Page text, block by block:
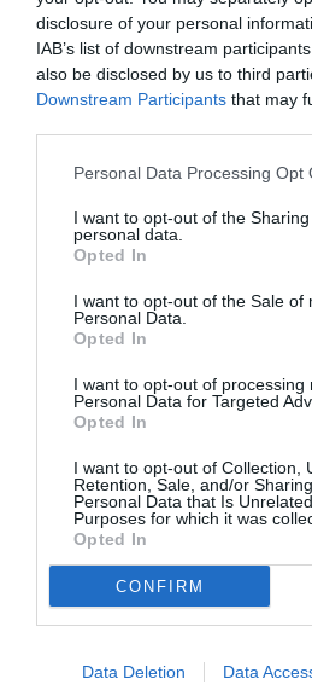
disclosure of your personal
IAB’s list of downstream
also be disclosed by us to third
Downstream Participants that may
Personal Data Processing Opt
I want to opt-out of the
personal data.
Opted In
I want to opt-out of the Sale of
Personal Data.
Opted In
I want to opt-out of processing
Personal Data for Targeted
Opted In
I want to opt-out of Collection,
Retention, Sale, and/or
Personal Data that Is
Purposes for which it was
Opted In
CONFIRM
Data Deletion Data
lamentable !!!
Plus jamais ça!!! ça suffit !!!
le MCAF a demandé l’intervention
Abdelmalek SELLAL.
Tous ensemble pour un large
Omar AIT MOKHTAR
http://www.elwatan.com/actualite/
trafic-de-billets-28-07-2013-
moha commenté :
fout de notre poire.
On connait tous le coup classique
pour couvrir son forfait. Ici le voleur
voleur. Ah Ah Ah, il ose tout pdt
Tous les Algériens de France vont
gronde partout dans la familles